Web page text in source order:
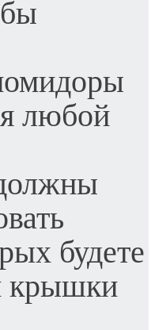
любой
будете
крышки